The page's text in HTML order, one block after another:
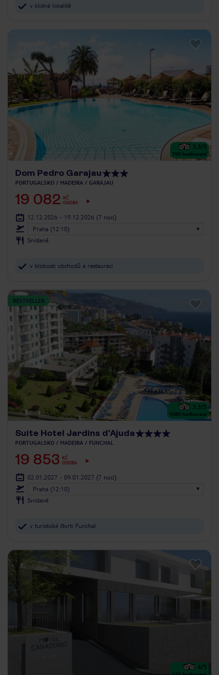
v klidné lokalitě
3.3/5
799 hodnocení
Dom Pedro Garajau
PORTUGALSKO MADEIRA GARAJAU
19 082 KČ
OSOBA
12.12.2026 - 19.12.2026 (7 nocí)
Praha (12:10)
Snídaně
v blízkosti obchodů a restaurací
BESTSELLER
3.3/5
1080 hodnocení
Suite Hotel Jardins d'Ajuda
PORTUGALSKO MADEIRA FUNCHAL
19 853
KČ
OSOBA
02.01.2027 - 09.01.2027 (7 nocí)
Praha (12:10)
Snídaně
v turistické čtvrti Funchal
4/5
658 hodnocení